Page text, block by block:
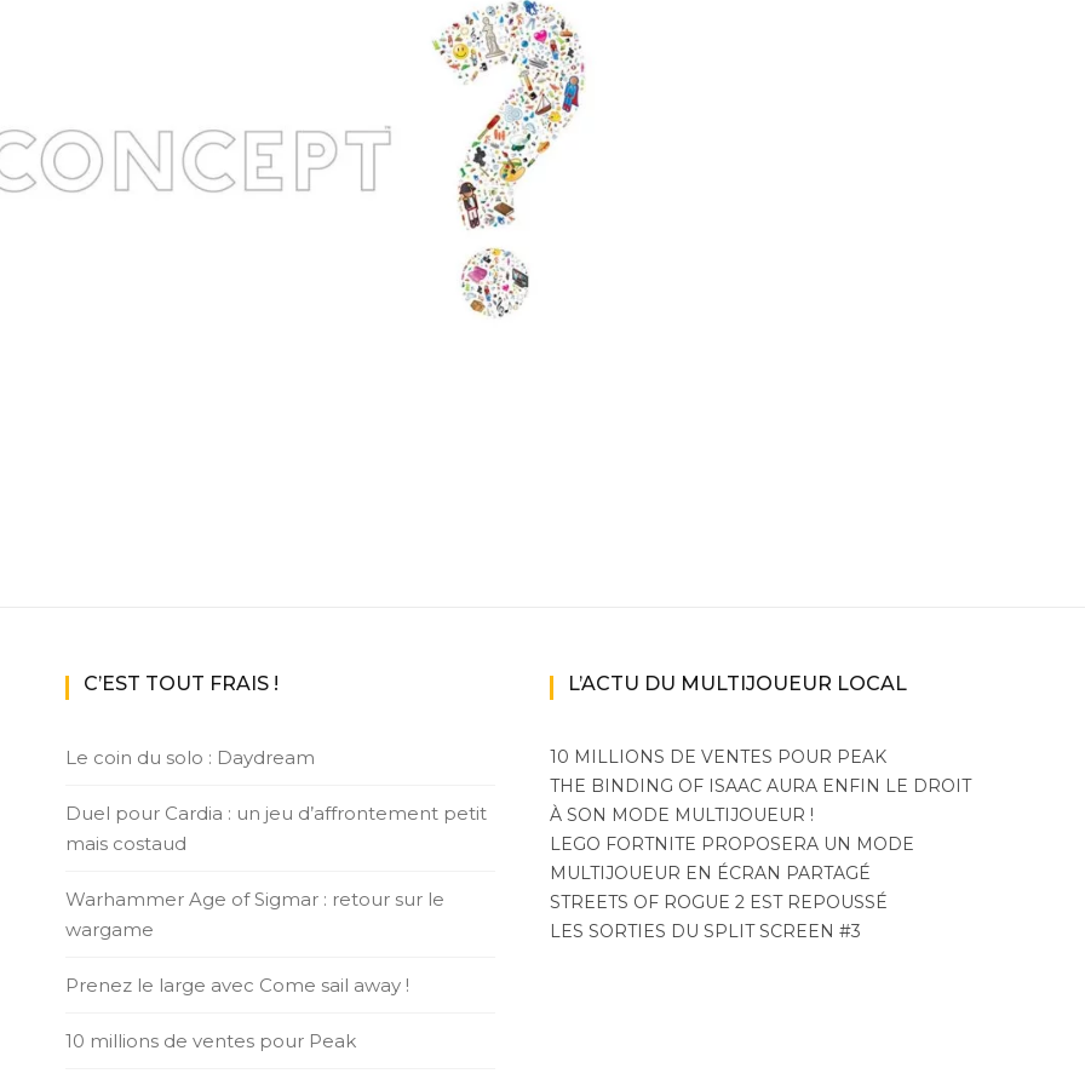
PC
PS4
PS5
Switch
XBox One
XBox Series X|S
C’EST TOUT FRAIS !
Le coin du solo : Daydream
Duel pour Cardia : un jeu d’affrontement petit
mais costaud
Warhammer Age of Sigmar : retour sur le
wargame
Prenez le large avec Come sail away !
10 millions de ventes pour Peak
L’ACTU DU MULTIJOUEUR LOCAL
10 MILLIONS DE VENTES POUR PEAK
THE BINDING OF ISAAC AURA ENFIN LE DROIT
À SON MODE MULTIJOUEUR !
LEGO FORTNITE PROPOSERA UN MODE
MULTIJOUEUR EN ÉCRAN PARTAGÉ
STREETS OF ROGUE 2 EST REPOUSSÉ
LES SORTIES DU SPLIT SCREEN #3